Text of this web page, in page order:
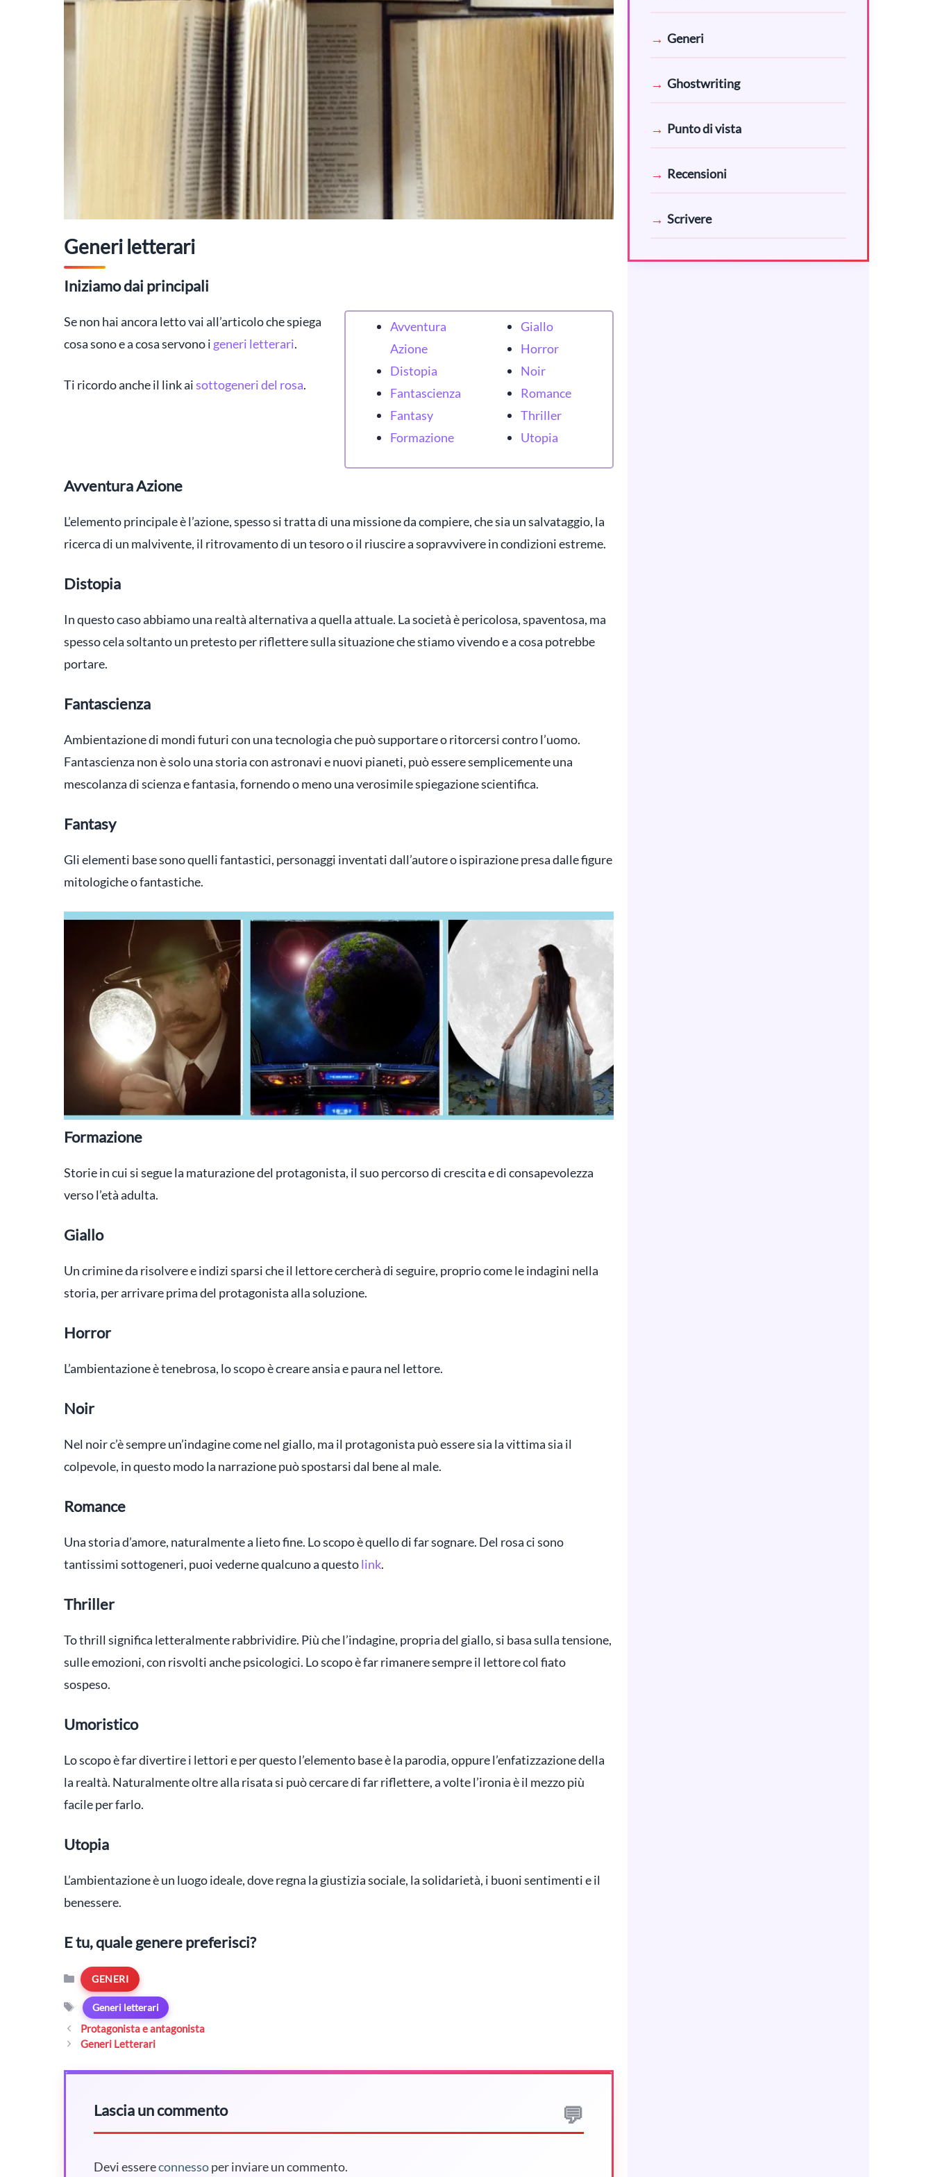
Generi letterari
Iniziamo dai principali
Se non hai ancora letto vai all’articolo che spiega
cosa sono e a cosa servono i generi letterari.
Ti ricordo anche il link aisottogeneri del rosa.
Avventura
Azione
Distopia
Fantascienza
Fantasy
Formazione
Giallo
Horror
Noir
Romance
Thriller
Utopia
Avventura Azione
L’elemento principale è l’azione, spesso si tratta di una missione da compiere, che sia un salvataggio, la
ricerca di un malvivente, il ritrovamento di un tesoro o il riuscire a sopravvivere in condizioni estreme.
Distopia
In questo caso abbiamo una realtà alternativa a quella attuale. La società è pericolosa, spaventosa, ma
spesso cela soltanto un pretesto per riflettere sulla situazione che stiamo vivendo e a cosa potrebbe
portare.
Fantascienza
Ambientazione di mondi futuri con una tecnologia che può supportare o ritorcersi contro l’uomo.
Fantascienza non è solo una storia con astronavi e nuovi pianeti, può essere semplicemente una
mescolanza di scienza e fantasia, fornendo o meno una verosimile spiegazione scientifica.
Fantasy
Gli elementi base sono quelli fantastici, personaggi inventati dall’autore o ispirazione presa dalle figure
mitologiche o fantastiche.
Formazione
Storie in cui si segue la maturazione del protagonista, il suo percorso di crescita e di consapevolezza
verso l’età adulta.
Giallo
Un crimine da risolvere e indizi sparsi che il lettore cercherà di seguire, proprio come le indagini nella
storia, per arrivare prima del protagonista alla soluzione.
Horror
L’ambientazione è tenebrosa, lo scopo è creare ansia e paura nel lettore.
Noir
Nel noir c’è sempre un’indagine come nel giallo, ma il protagonista può essere sia la vittima sia il
colpevole, in questo modo la narrazione può spostarsi dal bene al male.
Romance
Una storia d’amore, naturalmente a lieto fine. Lo scopo è quello di far sognare. Del rosa ci sono
tantissimi sottogeneri, puoi vederne qualcuno a questolink.
Thriller
To thrill significa letteralmente rabbrividire. Più che l’indagine, propria del giallo, si basa sulla tensione,
sulle emozioni, con risvolti anche psicologici. Lo scopo è far rimanere sempre il lettore col fiato
sospeso.
Umoristico
Lo scopo è far divertire i lettori e per questo l’elemento base è la parodia, oppure l’enfatizzazione della
la realtà. Naturalmente oltre alla risata si può cercare di far riflettere, a volte l’ironia è il mezzo più
facile per farlo.
Utopia
L’ambientazione è un luogo ideale, dove regna la giustizia sociale, la solidarietà, i buoni sentimenti e il
benessere.
E tu, quale genere preferisci?
Categorie
GENERI
TagGeneri letterari
Protagonista e antagonista
Generi Letterari
Lascia un commento
Devi essereconnessoper inviare un commento.
Generi
Ghostwriting
Punto di vista
Recensioni
Scrivere